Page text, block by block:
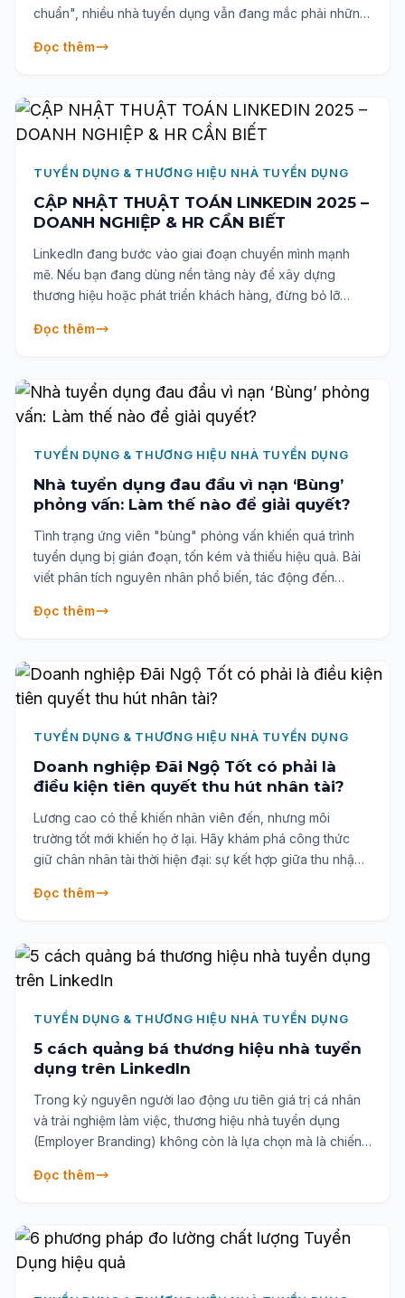
chuẩn", nhiều nhà tuyển dụng vẫn đang mắc phải những
Bài viết chỉ ra 6 lỗi phổ biến nhất cùng các gợi ý thực tiễn
bền vững.
Đọc thêm
TUYỂN DỤNG & THƯƠNG HIỆU NHÀ TUYỂN DỤNG
CẬP NHẬT THUẬT TOÁN LINKEDIN 2025 –
DOANH NGHIỆP & HR CẦN BIẾT
LinkedIn đang bước vào giai đoạn chuyển mình mạnh
mẽ. Nếu bạn đang dùng nền tảng này để xây dựng
thương hiệu hoặc phát triển khách hàng, đừng bỏ lỡ
Đọc thêm
TUYỂN DỤNG & THƯƠNG HIỆU NHÀ TUYỂN DỤNG
Nhà tuyển dụng đau đầu vì nạn ‘Bùng’
phỏng vấn: Làm thế nào để giải quyết?
Tình trạng ứng viên "bùng" phỏng vấn khiến quá trình
tuyển dụng bị gián đoạn, tốn kém và thiếu hiệu quả. Bài
viết phân tích nguyên nhân phổ biến, tác động đến
dụng nâng cao tỷ lệ tham gia phỏng vấn thành công.
Đọc thêm
TUYỂN DỤNG & THƯƠNG HIỆU NHÀ TUYỂN DỤNG
Doanh nghiệp Đãi Ngộ Tốt có phải là
điều kiện tiên quyết thu hút nhân tài?
Lương cao có thể khiến nhân viên đến, nhưng môi
trường tốt mới khiến họ ở lại. Hãy khám phá công thức
giữ chân nhân tài thời hiện đại: sự kết hợp giữa thu nhập
sự phát triển cá nhân.
Đọc thêm
TUYỂN DỤNG & THƯƠNG HIỆU NHÀ TUYỂN DỤNG
5 cách quảng bá thương hiệu nhà tuyển
dụng trên LinkedIn
Trong kỷ nguyên người lao động ưu tiên giá trị cá nhân
và trải nghiệm làm việc, thương hiệu nhà tuyển dụng
(Employer Branding) không còn là lựa chọn mà là chiến
thương hiệu tuyển dụng doanh nghiệp có thể tiếp cận
cao.
Đọc thêm